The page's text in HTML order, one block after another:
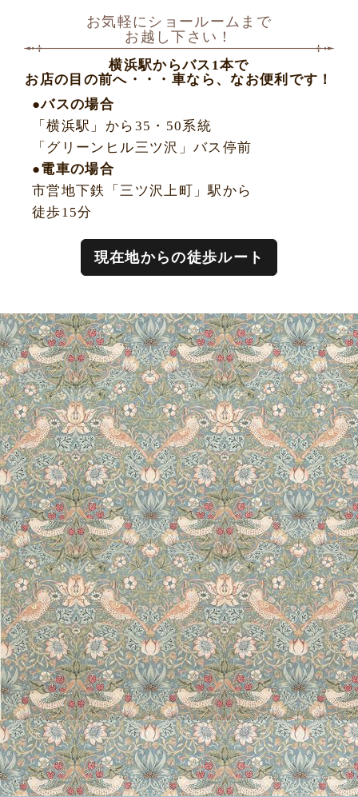
お気軽にショールームまで
お越し下さい！
横浜駅からバス1本で
お店の目の前へ・・・車なら、なお便利です！
●バスの場合
「横浜駅」から35・50系統
「グリーンヒル三ツ沢」バス停前
●電車の場合
市営地下鉄「三ツ沢上町」駅から
徒歩15分
現在地からの徒歩ルート